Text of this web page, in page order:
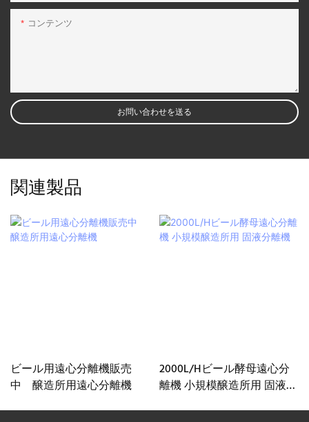
コンテンツ
お問い合わせを送る
関連製品
ビール用遠心分離機販売
中 醸造所用遠心分離機
2000L/Hビール酵母遠心分
離機 小規模醸造所用 固液分